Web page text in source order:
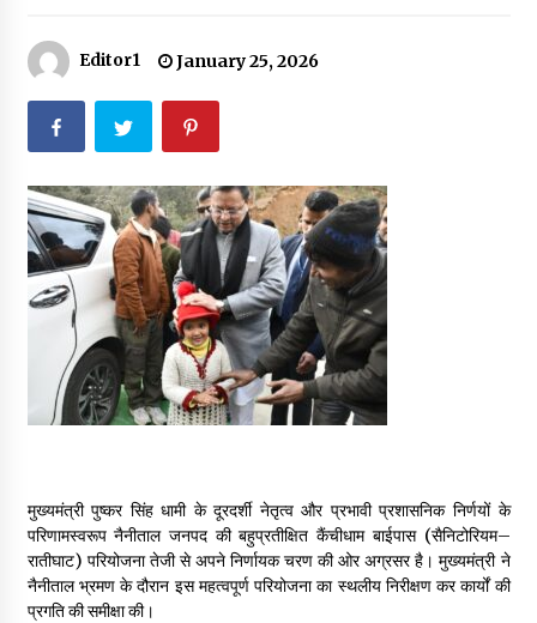
May 18, 2022
Thought Of The Day 17 May
May 17, 2022
Thought Of The Day 16 May
May 16, 2022
Thought Of The Day 14 May
May 14, 2022
May 13, 2022
Thought Of The Day 12 May
Editor1 January 25, 2026
मुख्यमंत्री पुष्कर सिंह धामी के दूरदर्शी नेतृत्व और प्रभावी प्रशासनिक निर्णयों के
परिणामस्वरूप नैनीताल जनपद की बहुप्रतीक्षित कैंचीधाम बाईपास (सैनिटोरियम–
रातीघाट) परियोजना तेजी से अपने निर्णायक चरण की ओर अग्रसर है। मुख्यमंत्री ने
नैनीताल भ्रमण के दौरान इस महत्वपूर्ण परियोजना का स्थलीय निरीक्षण कर कार्यों की
प्रगति की समीक्षा की।